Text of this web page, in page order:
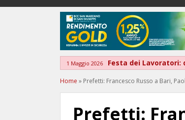
1 Maggio 2026 Festa dei Lavoratori:
Home » Prefetti: Francesco Russo a Bari,
Prefetti: